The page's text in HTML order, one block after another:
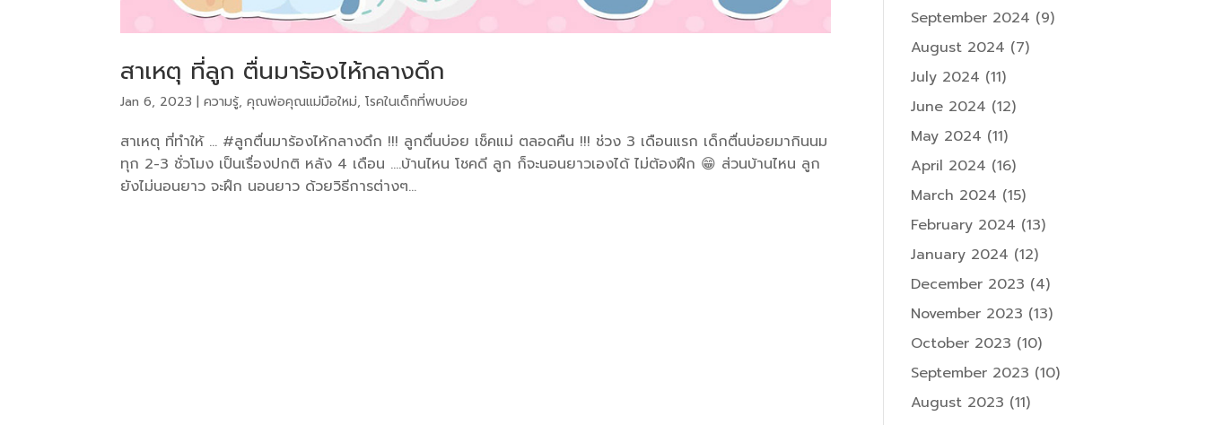
สาเหตุ ที่ลูก ตื่นมาร้องไห้กลางดึก
Jan 6, 2023 |ความรู้,คุณพ่อคุณแม่มือใหม่,โรคในเด็กที่พบบ่อย
สาเหตุ ที่ทำให้ … #ลูกตื่นมาร้องไห้กลางดึก !!! ลูกตื่นบ่อย เช็คแม่ ตลอดคืน !!! ช่วง 3 เดือนแรก เด็กตื่นบ่อยมากินนม
ทุก 2-3 ชั่วโมง เป็นเรื่องปกติ หลัง 4 เดือน ….บ้านไหน โชคดี ลูก ก็จะนอนยาวเองได้ ไม่ต้องฝึก 😁 ส่วนบ้านไหน ลูก
ยังไม่นอนยาว จะฝึก นอนยาว ด้วยวิธีการต่างๆ...
September 2024 (9)
August 2024 (7)
July 2024 (11)
June 2024 (12)
May 2024 (11)
April 2024 (16)
March 2024 (15)
February 2024 (13)
January 2024 (12)
December 2023 (4)
November 2023 (13)
October 2023 (10)
September 2023 (10)
August 2023 (11)